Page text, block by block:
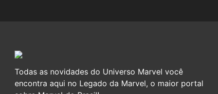
Todas as novidades do Universo Marvel você
encontra aqui no Legado da Marvel, o maior portal